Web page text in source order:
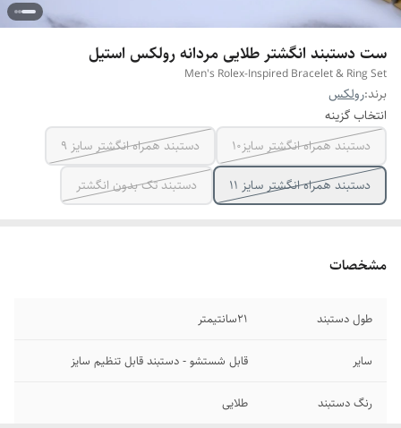
ست دستبند انگشتر طلایی مردانه رولکس استیل
Men's Rolex-Inspired Bracelet & Ring Set
برند:رولکس
انتخاب گزینه
دستبند همراه انگشتر سایز10
دستبند همراه انگشتر سایز ۹
دستبند همراه انگشتر سایز ۱۱
دستبند تک بدون انگشتر
مشخصات
طول دستبند ۲1سانتیمتر
سایر قابل شستشو - دستبند قابل تنظیم سایز
رنگ دستبند طلایی